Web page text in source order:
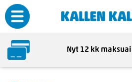
Nyt 12 kk